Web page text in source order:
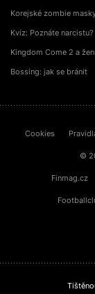
Korejské zombie
Kvíz: Poznáte narcistu?
Kingdom Come 2 a
Bossing: jak se bránit
Cookies
©
Finmag.cz